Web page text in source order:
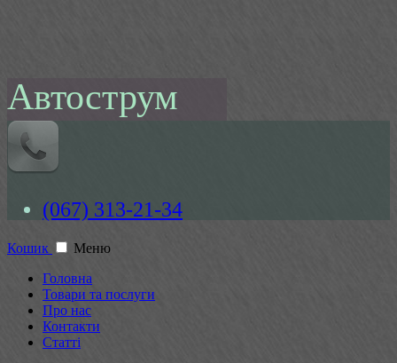
Автострум
(067) 313-21-34
Кошик
Меню
Головна
Товари та послуги
Про нас
Контакти
Статті